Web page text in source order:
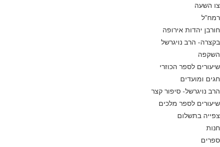
צו השעה
רמח”ל
חורבן יהדות אירופה
בקצרה- הרב נויגרשל
השקפה
שיעורים לספר הכוזרי
חגים ומועדים
הרב נויגרשל- סיפור קצר
שיעורים לספר מלכים
צפייה בתשלום
חנות
ספרים